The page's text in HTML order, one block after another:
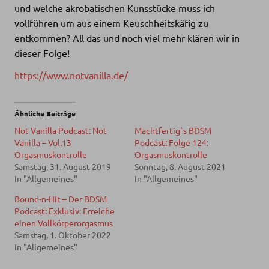
und welche akrobatischen Kunsstücke muss ich
vollführen um aus einem Keuschheitskäfig zu
entkommen? All das und noch viel mehr klären wir in
dieser Folge!
https://www.notvanilla.de/
Ähnliche Beiträge
Not Vanilla Podcast: Not
Vanilla – Vol.13
Orgasmuskontrolle
Samstag, 31. August 2019
In "Allgemeines"
Machtfertig`s BDSM
Podcast: Folge 124:
Orgasmuskontrolle
Sonntag, 8. August 2021
In "Allgemeines"
Bound-n-Hit – Der BDSM
Podcast: Exklusiv: Erreiche
einen Vollkörperorgasmus
Samstag, 1. Oktober 2022
In "Allgemeines"